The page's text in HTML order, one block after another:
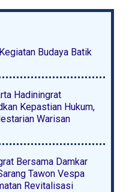
Budaya Batik
Hadiningrat
Kepastian Hukum,
Warisan
Bersama Damkar
Tawon Vespa
Revitalisasi